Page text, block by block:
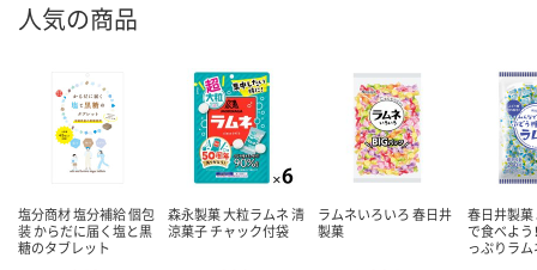
人気の商品
塩分商材 塩分補給 個包
装 からだに届く塩と黒
糖のタブレット
森永製菓 大粒ラムネ 清
涼菓子 チャック付袋
ラムネいろいろ 春日井
製菓
春日井製菓
で食べよう
っぷりラ